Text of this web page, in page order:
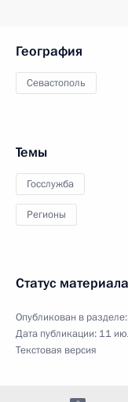
География
Севастополь
Темы
Госслужба
Регионы
Статус материала
Опубликован в разделе:
Дата публикации: 11
Текстовая версия